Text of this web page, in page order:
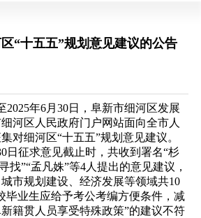
“十五五”规划意见建议的公告
2025年6月30日，阜新市细河区发展
河区人民政府门户网站面向全市人
对细河区“十五五”规划意见建议。
日征求意见截止时，共收到署名“杉
找”“孟凡姝”等4人提出的意见建议，
市规划建设、经济发展等领域共10
毕业生应给予考公考编方便条件，减
籍贯人员享受特殊政策”的建议不符